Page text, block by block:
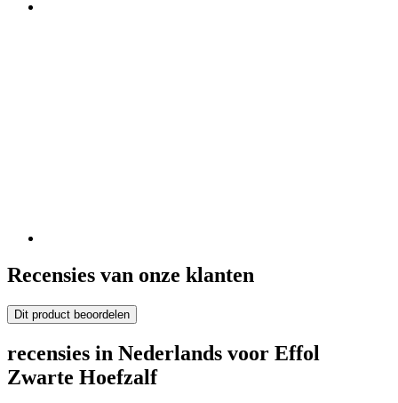
Recensies van onze klanten
Dit product beoordelen
recensies in Nederlands voor Effol
Zwarte Hoefzalf